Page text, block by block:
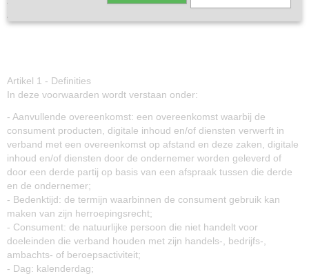
Artikel 1 - Definities
In deze voorwaarden wordt verstaan onder:
- Aanvullende overeenkomst: een overeenkomst waarbij de
consument producten, digitale inhoud en/of diensten verwerft in
verband met een overeenkomst op afstand en deze zaken, digitale
inhoud en/of diensten door de ondernemer worden geleverd of
door een derde partij op basis van een afspraak tussen die derde
en de ondernemer;
- Bedenktijd: de termijn waarbinnen de consument gebruik kan
maken van zijn herroepingsrecht;
- Consument: de natuurlijke persoon die niet handelt voor
doeleinden die verband houden met zijn handels-, bedrijfs-,
ambachts- of beroepsactiviteit;
- Dag: kalenderdag;